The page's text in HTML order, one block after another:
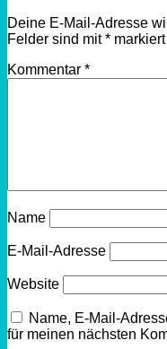
Deine E-Mail-Adresse
Felder sind mit* markiert
Kommentar *
Name
E-Mail-Adresse
Website
Name, E-Mail-
für meinen nächsten